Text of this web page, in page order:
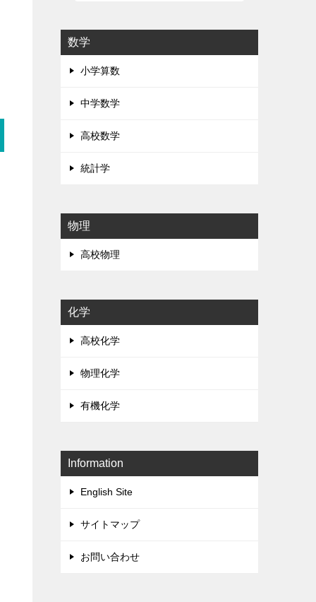
数学
小学算数
中学数学
高校数学
統計学
物理
高校物理
化学
高校化学
物理化学
有機化学
Information
English Site
サイトマップ
お問い合わせ